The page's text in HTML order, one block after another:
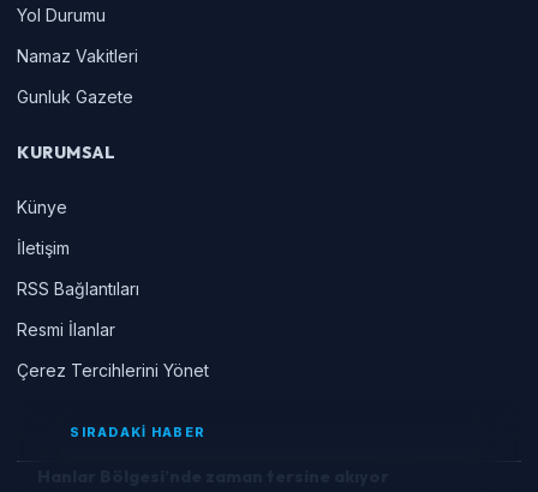
Yol Durumu
Namaz Vakitleri
Gunluk Gazete
KURUMSAL
Künye
İletişim
RSS Bağlantıları
Resmi İlanlar
Çerez Tercihlerini Yönet
SIRADAKİ HABER